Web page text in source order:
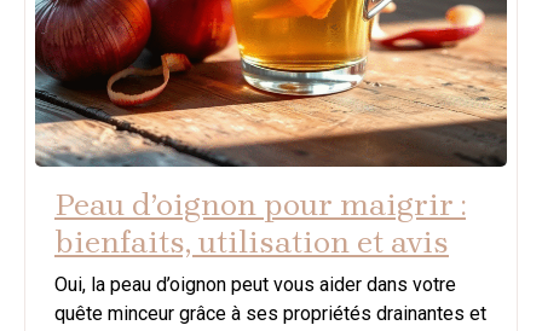
Peau d’oignon pour maigrir :
bienfaits, utilisation et avis
Oui, la peau d’oignon peut vous aider dans votre
quête minceur grâce à ses propriétés drainantes et